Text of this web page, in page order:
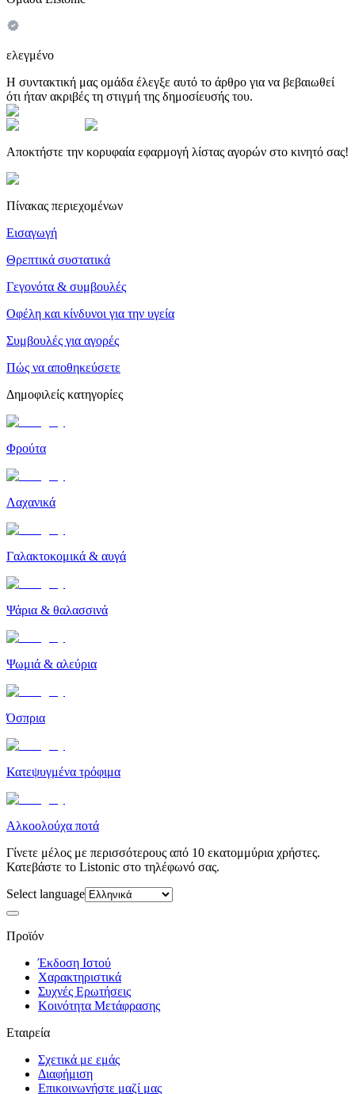
ελεγμένο
Η συντακτική μας ομάδα έλεγξε αυτό το άρθρο για να βεβαιωθεί
ότι ήταν ακριβές τη στιγμή της δημοσίευσής του.
Αποκτήστε την κορυφαία εφαρμογή λίστας αγορών στο κινητό σας!
Πίνακας περιεχομένων
Εισαγωγή
Θρεπτικά συστατικά
Γεγονότα & συμβουλές
Οφέλη και κίνδυνοι για την υγεία
Συμβουλές για αγορές
Πώς να αποθηκεύσετε
Δημοφιλείς κατηγορίες
Φρούτα
Λαχανικά
Γαλακτοκομικά & αυγά
Ψάρια & θαλασσινά
Ψωμιά & αλεύρια
Όσπρια
Κατεψυγμένα τρόφιμα
Αλκοολούχα ποτά
Γίνετε μέλος με περισσότερους από 10 εκατομμύρια χρήστες.
Κατεβάστε το Listonic στο τηλέφωνό σας.
Select language
Προϊόν
Έκδοση Ιστού
Χαρακτηριστικά
Συχνές Ερωτήσεις
Κοινότητα Μετάφρασης
Εταιρεία
Σχετικά με εμάς
Διαφήμιση
Επικοινωνήστε μαζί μας